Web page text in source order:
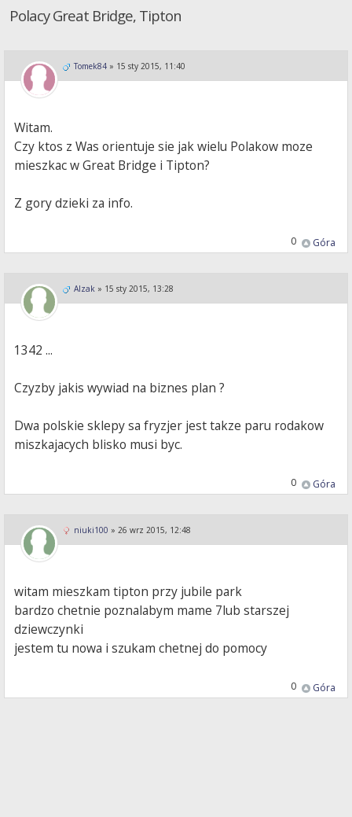
Polacy Great Bridge, Tipton
Tomek84 » 15 sty 2015, 11:40
Witam.
Czy ktos z Was orientuje sie jak wielu Polakow moze
mieszkac w Great Bridge i Tipton?
Z gory dzieki za info.
Góra
0
Alzak » 15 sty 2015, 13:28
1342 ...
Czyzby jakis wywiad na biznes plan ?
Dwa polskie sklepy sa fryzjer jest takze paru rodakow
miszkajacych blisko musi byc.
Góra
0
niuki100 » 26 wrz 2015, 12:48
witam mieszkam tipton przy jubile park
bardzo chetnie poznalabym mame 7lub starszej
dziewczynki
jestem tu nowa i szukam chetnej do pomocy
Góra
0